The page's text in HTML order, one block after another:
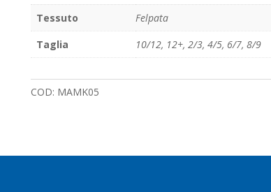
Tessuto
Felpata
Taglia
10/12, 12+, 2/3, 4/5, 6/7, 8/9
COD: MAMK05